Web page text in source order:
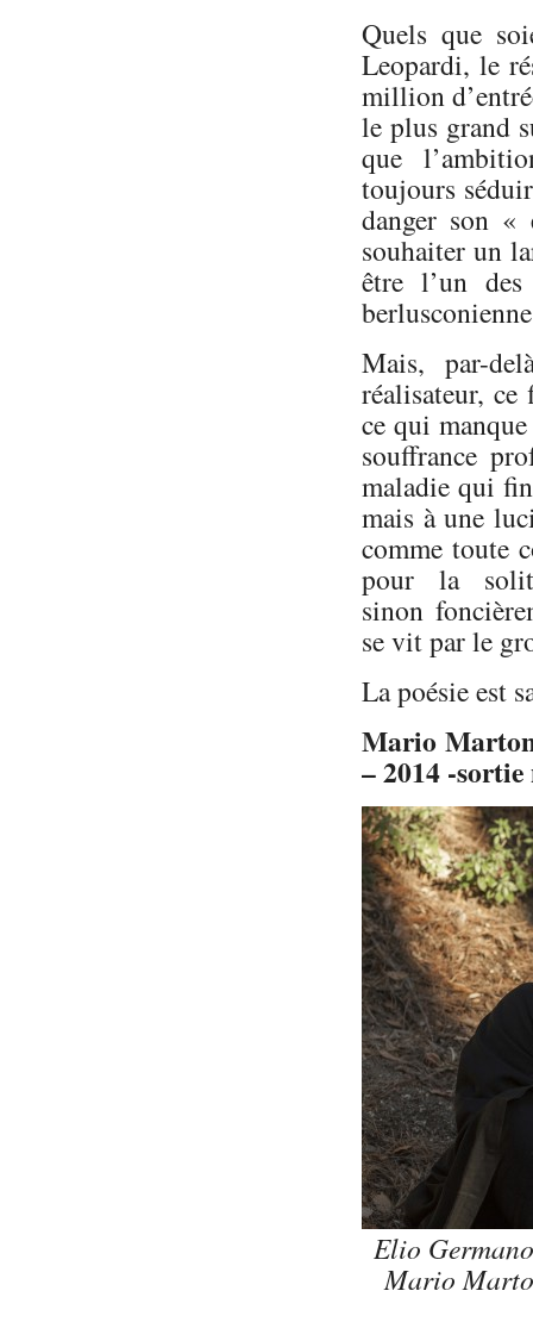
Quels que
Leopardi, le
million
le plus grand
que
toujours
danger son
souhaiter un
être l’un
Mais, par-
réalisateur,
ce qui
souffrance
maladie qui
mais à une
comme toute
pour la
sinon
se vit par le
La poésie est
Mario
– 2014 -
Elio
Mario